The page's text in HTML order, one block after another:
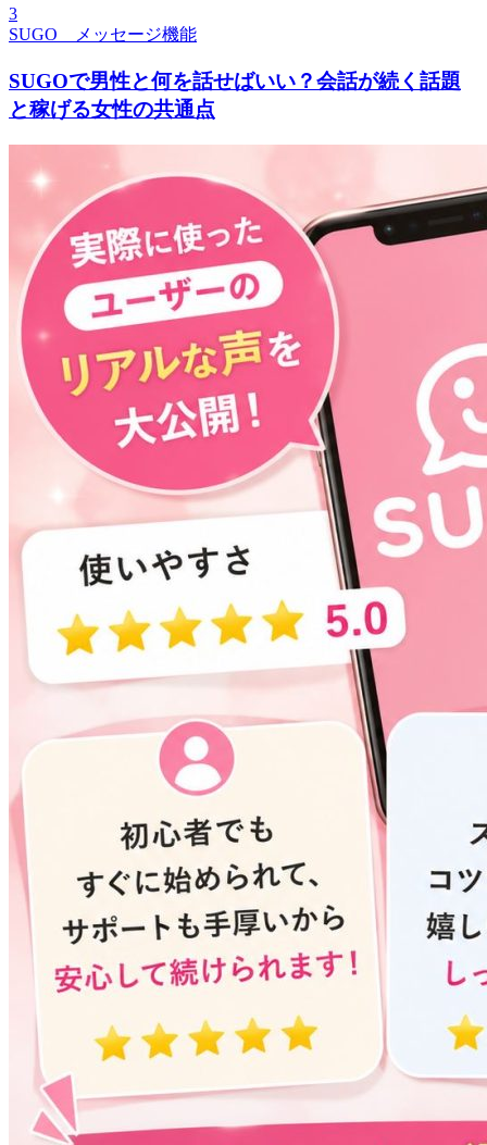
3
SUGO メッセージ機能
SUGOで男性と何を話せばいい？会話が続く話題
と稼げる女性の共通点